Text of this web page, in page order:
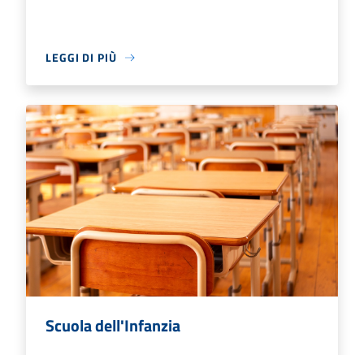
LEGGI DI PIÙ
Scuola dell'Infanzia